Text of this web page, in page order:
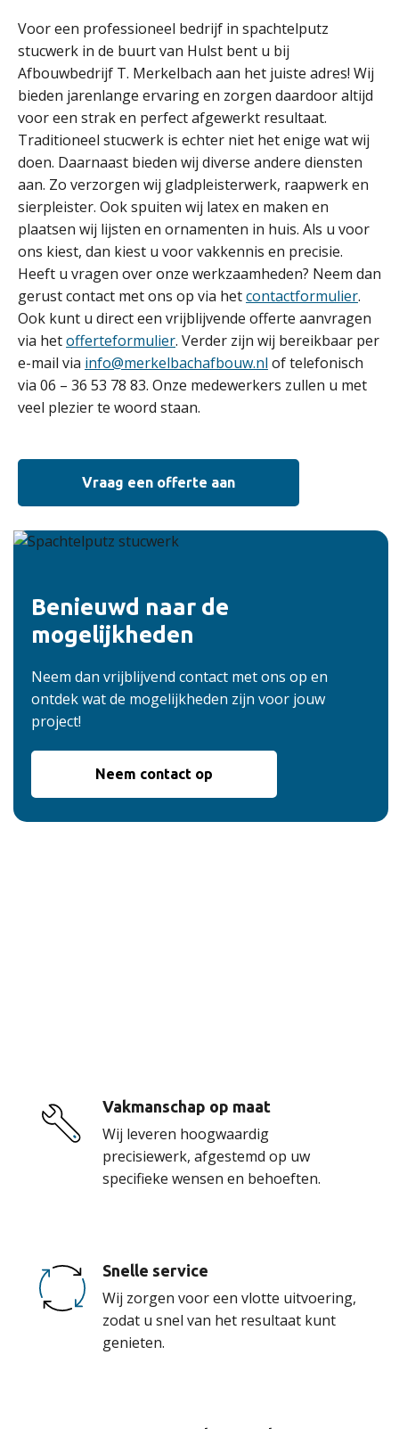
Voor een professioneel bedrijf in spachtelputz
stucwerk in de buurt van Hulst bent u bij
Afbouwbedrijf T. Merkelbach aan het juiste adres! Wij
bieden jarenlange ervaring en zorgen daardoor altijd
voor een strak en perfect afgewerkt resultaat.
Traditioneel stucwerk is echter niet het enige wat wij
doen. Daarnaast bieden wij diverse andere diensten
aan. Zo verzorgen wij gladpleisterwerk, raapwerk en
sierpleister. Ook spuiten wij latex en maken en
plaatsen wij lijsten en ornamenten in huis. Als u voor
ons kiest, dan kiest u voor vakkennis en precisie.
Heeft u vragen over onze werkzaamheden? Neem dan
gerust contact met ons op via hetcontactformulier.
Ook kunt u direct een vrijblijvende offerte aanvragen
via hetofferteformulier. Verder zijn wij bereikbaar per
e-mail via info@merkelbachafbouw.nl of telefonisch
via 06 – 36 53 78 83. Onze medewerkers zullen u met
veel plezier te woord staan.
Vraag een offerte aan
Benieuwd naar de
mogelijkheden
Neem dan vrijblijvend contact met ons op en
ontdek wat de mogelijkheden zijn voor jouw
project!
Neem contact op
Vakmanschap op maat
Wij leveren hoogwaardig
precisiewerk, afgestemd op uw
specifieke wensen en behoeften.
Snelle service
Wij zorgen voor een vlotte uitvoering,
zodat u snel van het resultaat kunt
genieten.